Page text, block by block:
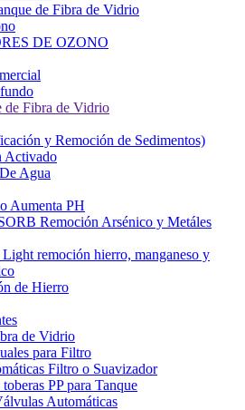
de Fibra de Vidrio
DE OZONO
de Fibra de Vidrio
y Remoción de Sedimentos)
Activado
Agua
Aumenta PH
Remoción Arsénico y Metáles
remoción hierro, manganeso y
de Hierro
de Vidrio
para Filtro
Filtro o Suavizador
PP para Tanque
Automáticas